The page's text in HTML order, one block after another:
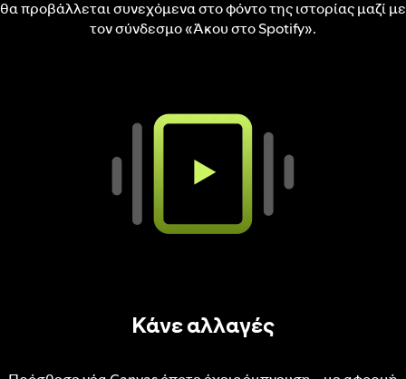
θα προβάλλεται συνεχόμενα στο φόντο της ιστορίας μαζί με
τον σύνδεσμο «Άκου στο Spotify».
Κάνε αλλαγές